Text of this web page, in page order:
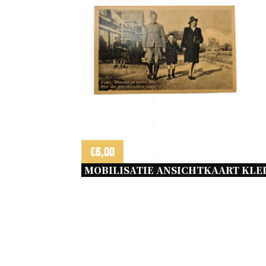
€6,00
MOBILISATIE ANSICHTKAART